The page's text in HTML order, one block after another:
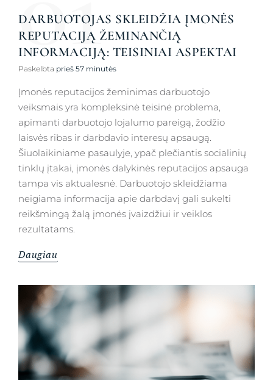
DARBUOTOJAS SKLEIDŽIA ĮMONĖS
REPUTACIJĄ ŽEMINANČIĄ
INFORMACIJĄ: TEISINIAI ASPEKTAI
Paskelbta prieš 57 minutės
Įmonės reputacijos žeminimas darbuotojo
veiksmais yra kompleksinė teisinė problema,
apimanti darbuotojo lojalumo pareigą, žodžio
laisvės ribas ir darbdavio interesų apsaugą.
Šiuolaikiniame pasaulyje, ypač plečiantis socialinių
tinklų įtakai, įmonės dalykinės reputacijos apsauga
tampa vis aktualesnė. Darbuotojo skleidžiama
neigiama informacija apie darbdavį gali sukelti
reikšmingą žalą įmonės įvaizdžiui ir veiklos
rezultatams.
Daugiau